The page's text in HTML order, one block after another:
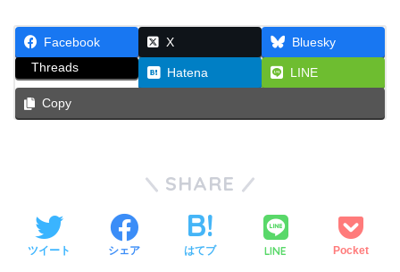
Facebook X
Bluesky
Threads
Hatena LINE
Copy
SHARE
ツイート シェア はてブ LINE Pocket